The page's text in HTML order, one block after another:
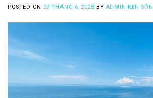
POSTED ON 27 THÁNG 6, 2025 BY ADMIN KEN